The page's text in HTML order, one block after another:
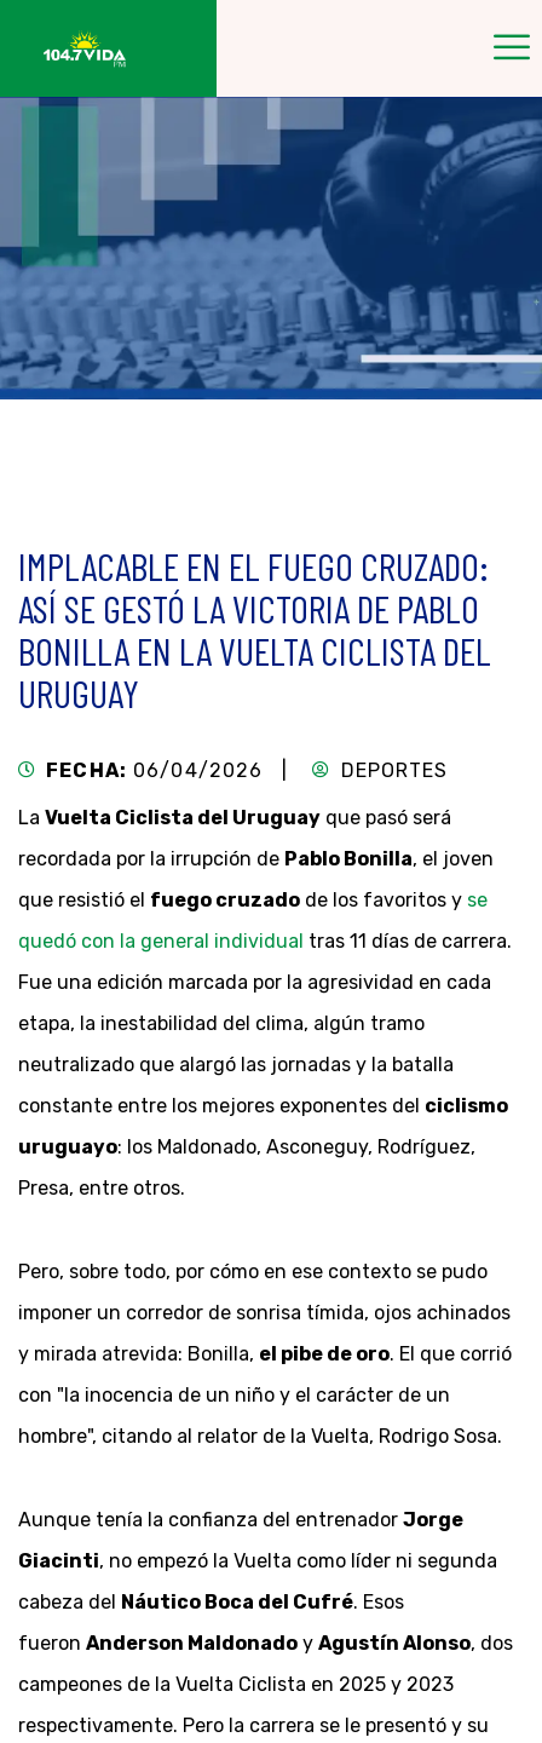
IMPLACABLE EN EL FUEGO CRUZADO:
ASÍ SE GESTÓ LA VICTORIA DE PABLO
BONILLA EN LA VUELTA CICLISTA DEL
URUGUAY
FECHA: 06/04/2026 | DEPORTES
La Vuelta Ciclista del Uruguay que pasó será
recordada por la irrupción de Pablo Bonilla, el joven
que resistió el fuego cruzado de los favoritos y se
quedó con la general individual tras 11 días de carrera.
Fue una edición marcada por la agresividad en cada
etapa, la inestabilidad del clima, algún tramo
neutralizado que alargó las jornadas y la batalla
constante entre los mejores exponentes del ciclismo
uruguayo: los Maldonado, Asconeguy, Rodríguez,
Presa, entre otros.
Pero, sobre todo, por cómo en ese contexto se pudo
imponer un corredor de sonrisa tímida, ojos achinados
y mirada atrevida: Bonilla, el pibe de oro. El que corrió
con "la inocencia de un niño y el carácter de un
hombre", citando al relator de la Vuelta, Rodrigo Sosa.
Aunque tenía la confianza del entrenador Jorge
Giacinti, no empezó la Vuelta como líder ni segunda
cabeza del Náutico Boca del Cufré. Esos
fueron Anderson Maldonado y Agustín Alonso, dos
campeones de la Vuelta Ciclista en 2025 y 2023
respectivamente. Pero la carrera se le presentó y su